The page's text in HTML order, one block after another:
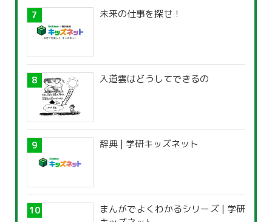
未来の仕事を探せ！
入道雲はどうしてできるの
辞典 | 学研キッズネット
まんがでよくわかるシリーズ | 学研